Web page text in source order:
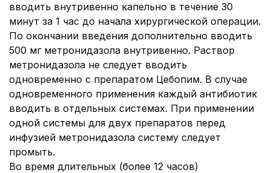
вводить внутривенно капельно в течение 30
минут за 1 час до начала хирургической операции.
По окончании введения дополнительно вводить
500 мг метронидазола внутривенно. Раствор
метронидазола не следует вводить
одновременно с препаратом Цебопим. В случае
одновременного применения каждый антибиотик
вводить в отдельных системах. При применении
одной системы для двух препаратов перед
инфузией метронидазола систему следует
промыть.
Во время длительных (более 12 часов)